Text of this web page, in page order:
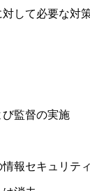
して必要な
び監督の実施
報セキュリテ